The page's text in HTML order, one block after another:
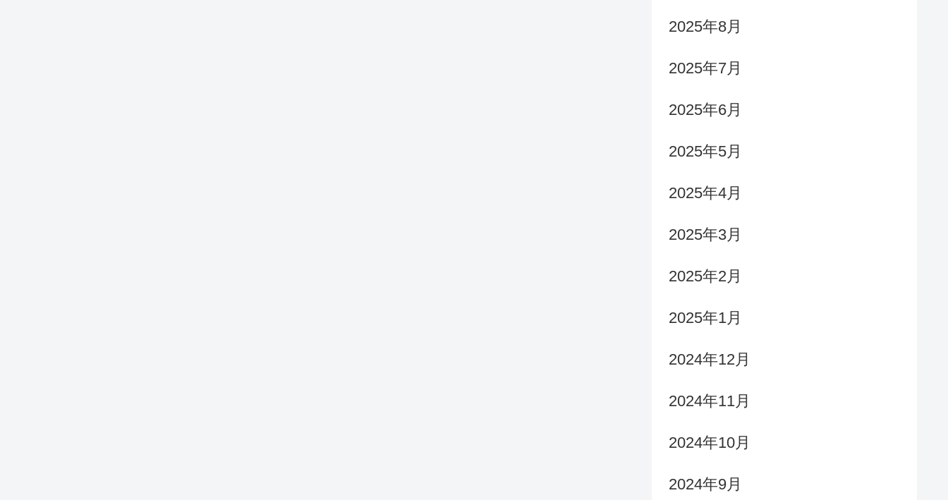
2025年8月
2025年7月
2025年6月
2025年5月
2025年4月
2025年3月
2025年2月
2025年1月
2024年12月
2024年11月
2024年10月
2024年9月